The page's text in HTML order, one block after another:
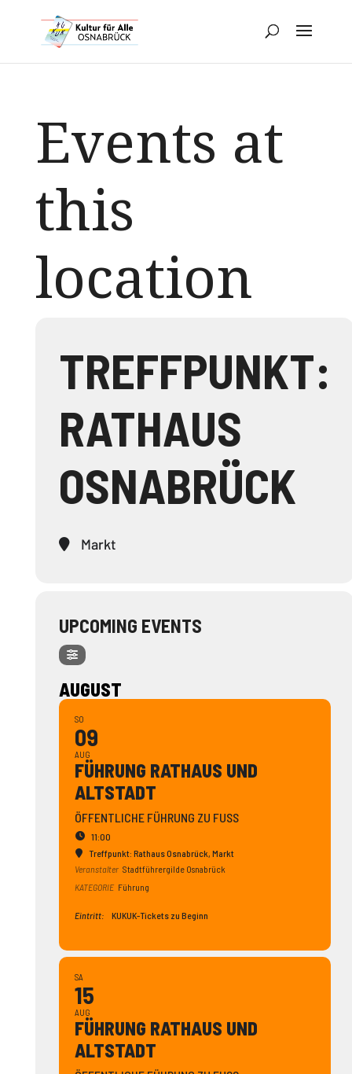
Events at
this
location
TREFFPUNKT:
RATHAUS
OSNABRÜCK
Markt
UPCOMING EVENTS
AUGUST
SO
09
AUG
FÜHRUNG RATHAUS UND
ALTSTADT
ÖFFENTLICHE FÜHRUNG ZU FUSS
11:00
Treffpunkt: Rathaus Osnabrück, Markt
Veranstalter Stadtführergilde Osnabrück
KATEGORIE Führung
Eintritt: KUKUK-Tickets zu Beginn
SA
15
AUG
FÜHRUNG RATHAUS UND
ALTSTADT